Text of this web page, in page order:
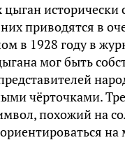
исторически
приводятся в
в 1928 году в
мог быть
чёрточками.
похожий на
на